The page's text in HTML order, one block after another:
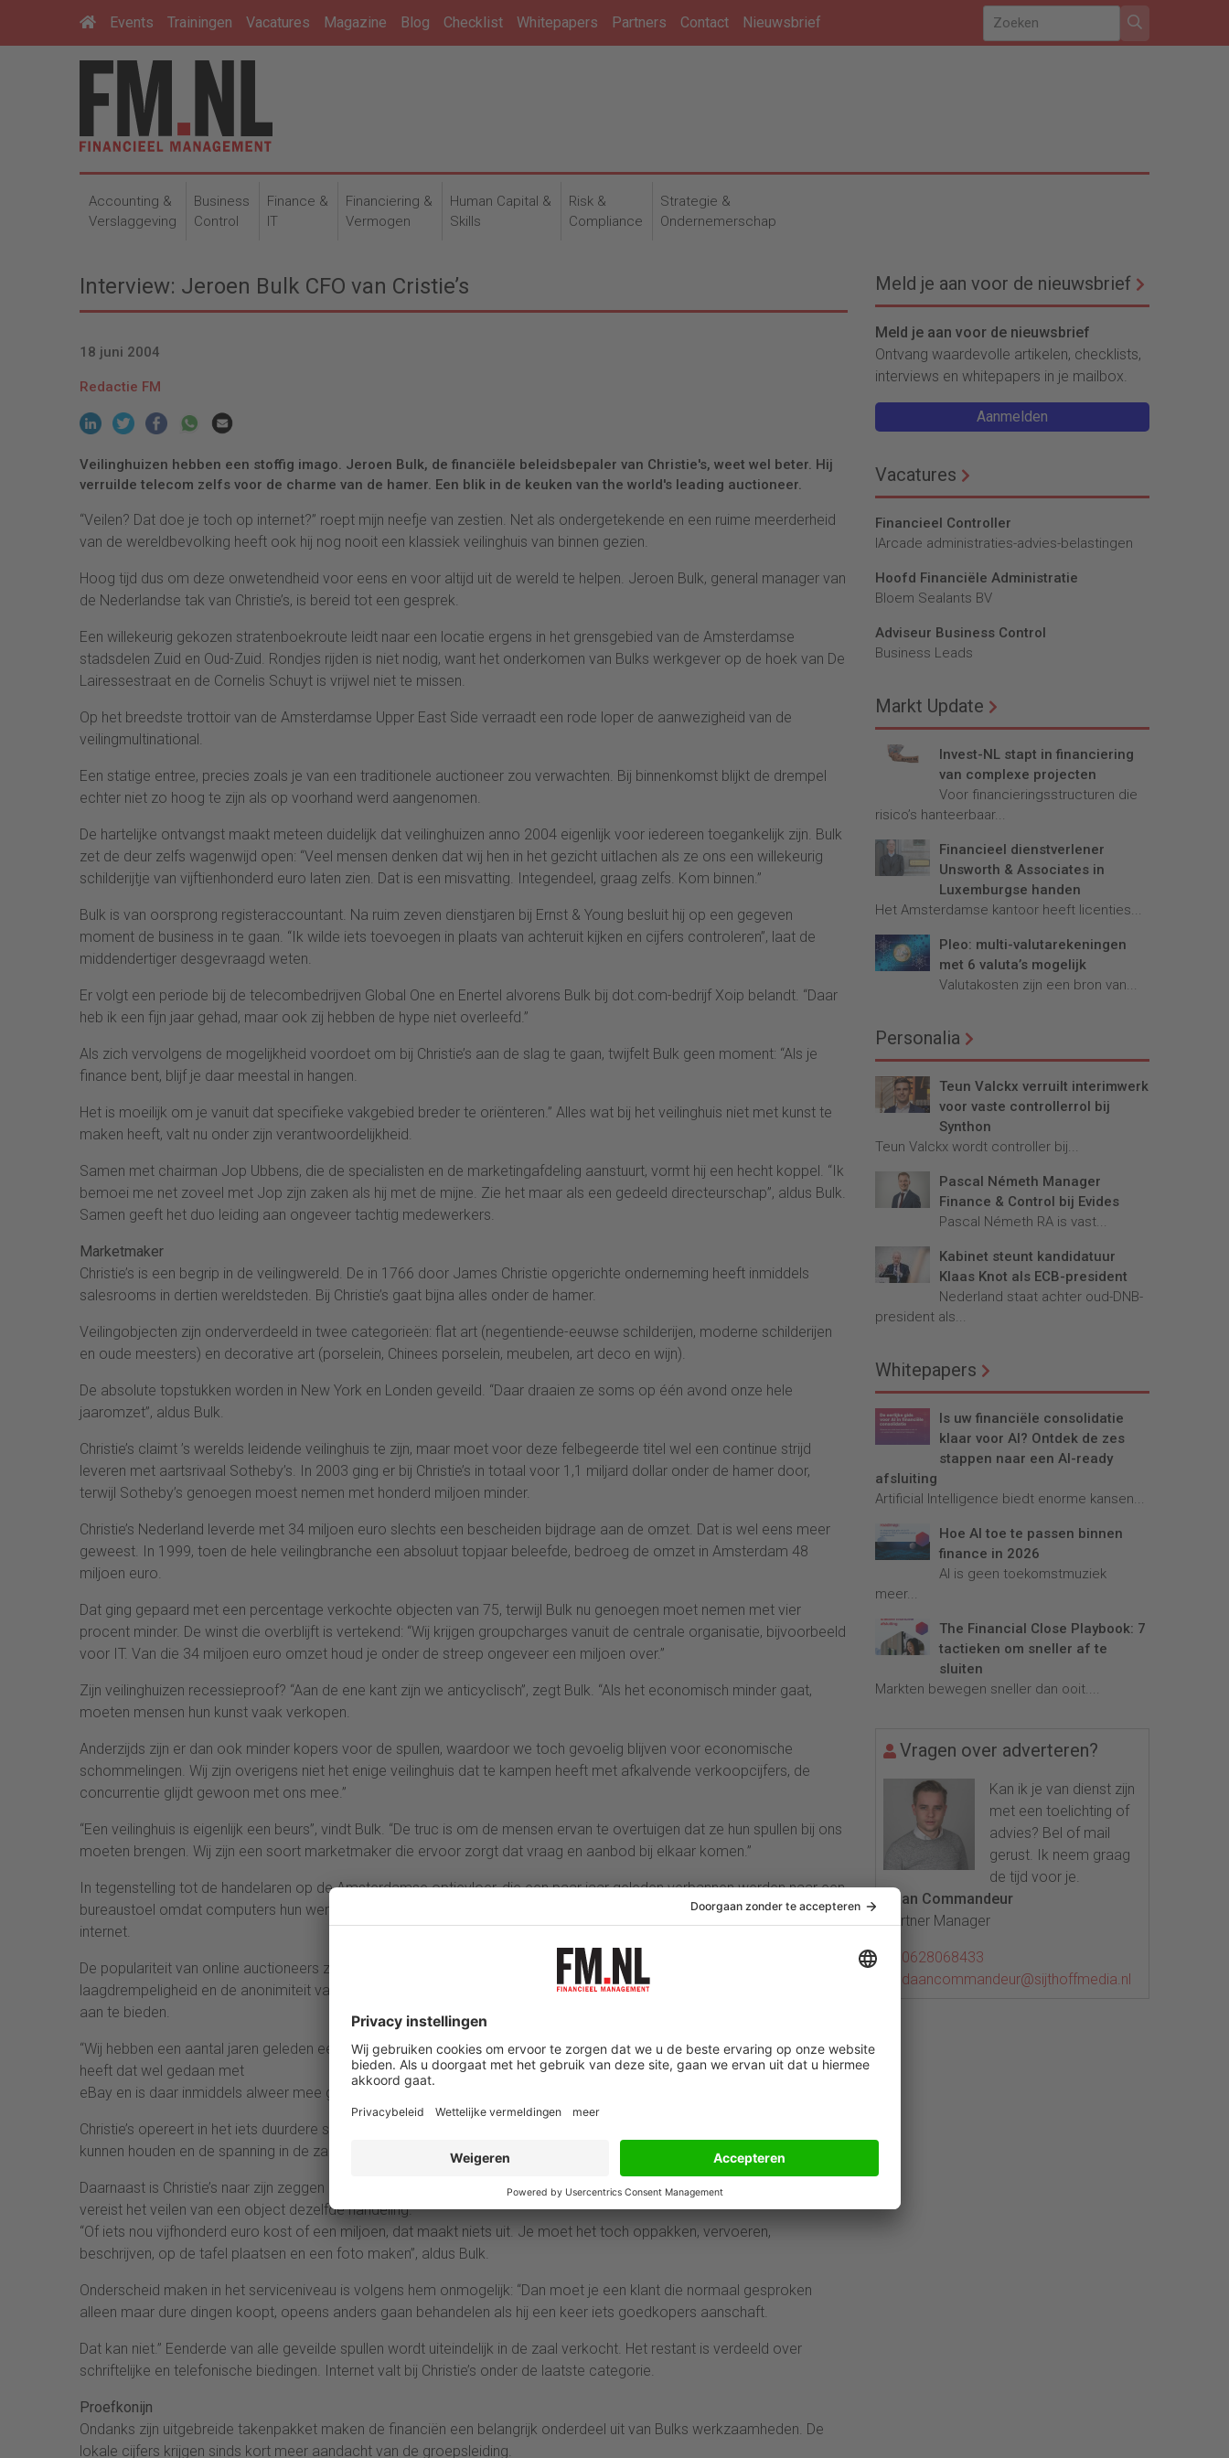
Events Trainingen Vacatures Magazine Blog Checklist Whitepapers Partners Contact Nieuwsbrief
Accounting &
Verslaggeving
Business
Control
Finance &
IT
Financiering &
Vermogen
Human Capital &
Skills
Risk &
Compliance
Strategie &
Ondernemerschap
Interview: Jeroen Bulk CFO van Cristie’s
18 juni 2004
Redactie FM
Veilinghuizen hebben een stoffig imago. Jeroen Bulk, de financiële beleidsbepaler van Christie's, weet wel beter. Hij
verruilde telecom zelfs voor de charme van de hamer. Een blik in de keuken van the world's leading auctioneer.
“Veilen? Dat doe je toch op internet?” roept mijn neefje van zestien. Net als ondergetekende en een ruime meerderheid
van de wereldbevolking heeft ook hij nog nooit een klassiek veilinghuis van binnen gezien.
Hoog tijd dus om deze onwetendheid voor eens en voor altijd uit de wereld te helpen. Jeroen Bulk, general manager van
de Nederlandse tak van Christie’s, is bereid tot een gesprek.
Een willekeurig gekozen stratenboekroute leidt naar een locatie ergens in het grensgebied van de Amsterdamse
stadsdelen Zuid en Oud-Zuid. Rondjes rijden is niet nodig, want het onderkomen van Bulks werkgever op de hoek van De
Lairessestraat en de Cornelis Schuyt is vrijwel niet te missen.
Op het breedste trottoir van de Amsterdamse Upper East Side verraadt een rode loper de aanwezigheid van de
veilingmultinational.
Een statige entree, precies zoals je van een traditionele auctioneer zou verwachten. Bij binnenkomst blijkt de drempel
echter niet zo hoog te zijn als op voorhand werd aangenomen.
De hartelijke ontvangst maakt meteen duidelijk dat veilinghuizen anno 2004 eigenlijk voor iedereen toegankelijk zijn. Bulk
zet de deur zelfs wagenwijd open: “Veel mensen denken dat wij hen in het gezicht uitlachen als ze ons een willekeurig
schilderijtje van vijftienhonderd euro laten zien. Dat is een misvatting. Integendeel, graag zelfs. Kom binnen.”
Bulk is van oorsprong registeraccountant. Na ruim zeven dienstjaren bij Ernst & Young besluit hij op een gegeven
moment de business in te gaan. “Ik wilde iets toevoegen in plaats van achteruit kijken en cijfers controleren”, laat de
middendertiger desgevraagd weten.
Er volgt een periode bij de telecombedrijven Global One en Enertel alvorens Bulk bij dot.com-bedrijf Xoip belandt. “Daar
heb ik een fijn jaar gehad, maar ook zij hebben de hype niet overleefd.”
Als zich vervolgens de mogelijkheid voordoet om bij Christie’s aan de slag te gaan, twijfelt Bulk geen moment: “Als je
finance bent, blijf je daar meestal in hangen.
Het is moeilijk om je vanuit dat specifieke vakgebied breder te oriënteren.” Alles wat bij het veilinghuis niet met kunst te
maken heeft, valt nu onder zijn verantwoordelijkheid.
Samen met chairman Jop Ubbens, die de specialisten en de marketingafdeling aanstuurt, vormt hij een hecht koppel. “Ik
bemoei me net zoveel met Jop zijn zaken als hij met de mijne. Zie het maar als een gedeeld directeurschap”, aldus Bulk.
Samen geeft het duo leiding aan ongeveer tachtig medewerkers.
Marketmaker
Christie’s is een begrip in de veilingwereld. De in 1766 door James Christie opgerichte onderneming heeft inmiddels
salesrooms in dertien wereldsteden. Bij Christie’s gaat bijna alles onder de hamer.
Veilingobjecten zijn onderverdeeld in twee categorieën: flat art (negentiende-eeuwse schilderijen, moderne schilderijen
en oude meesters) en decorative art (porselein, Chinees porselein, meubelen, art deco en wijn).
De absolute topstukken worden in New York en Londen geveild. “Daar draaien ze soms op één avond onze hele
jaaromzet”, aldus Bulk.
Christie’s claimt ’s werelds leidende veilinghuis te zijn, maar moet voor deze felbegeerde titel wel een continue strijd
leveren met aartsrivaal Sotheby’s. In 2003 ging er bij Christie’s in totaal voor 1,1 miljard dollar onder de hamer door,
terwijl Sotheby’s genoegen moest nemen met honderd miljoen minder.
Christie’s Nederland leverde met 34 miljoen euro slechts een bescheiden bijdrage aan de omzet. Dat is wel eens meer
geweest. In 1999, toen de hele veilingbranche een absoluut topjaar beleefde, bedroeg de omzet in Amsterdam 48
miljoen euro.
Dat ging gepaard met een percentage verkochte objecten van 75, terwijl Bulk nu genoegen moet nemen met vier
procent minder. De winst die overblijft is vertekend: “Wij krijgen groupcharges vanuit de centrale organisatie, bijvoorbeeld
voor IT. Van die 34 miljoen euro omzet houd je onder de streep ongeveer een miljoen over.”
Zijn veilinghuizen recessieproof? “Aan de ene kant zijn we anticyclisch”, zegt Bulk. “Als het economisch minder gaat,
moeten mensen hun kunst vaak verkopen.
Anderzijds zijn er dan ook minder kopers voor de spullen, waardoor we toch gevoelig blijven voor economische
schommelingen. Wij zijn overigens niet het enige veilinghuis dat te kampen heeft met afkalvende verkoopcijfers, de
concurrentie glijdt gewoon met ons mee.”
“Een veilinghuis is eigenlijk een beurs”, vindt Bulk. “De truc is om de mensen ervan te overtuigen dat ze hun spullen bij ons
moeten brengen. Wij zijn een soort marketmaker die ervoor zorgt dat vraag en aanbod bij elkaar komen.”
In tegenstelling tot de handelaren op de Amsterdamse optievloer, die een paar jaar geleden verbannen werden naar een
bureaustoel omdat computers hun werk hebben overgenomen, is Bulk niet bang voor de toenemende concurrentie op
internet.
De populariteit van online auctioneers zoals het Amerikaanse eBay neemt met rasse schreden toe. De
laagdrempeligheid en de anonimiteit van het web zijn voor veel mensen reden om hun spullen op deze wijze aan derden
aan te bieden.
“Wij hebben een aantal jaren geleden een heel bewuste keuze gemaakt om geen online veilingen te houden. Sotheby’s
heeft dat wel gedaan met
eBay en is daar inmiddels alweer mee gestopt”, verklaart Bulk.
Christie’s opereert in het iets duurdere segment en wil dat graag zo houden. “Echte kunstliefhebbers willen zaken vast
kunnen houden en de spanning in de zaal kunnen voelen”, meent Bulk.
Daarnaast is Christie’s naar zijn zeggen ook niet geïnteresseerd in spullen van vijftig euro, want ongeacht de opbrengst
vereist het veilen van een object dezelfde handeling.
“Of iets nou vijfhonderd euro kost of een miljoen, dat maakt niets uit. Je moet het toch oppakken, vervoeren,
beschrijven, op de tafel plaatsen en een foto maken”, aldus Bulk.
Onderscheid maken in het serviceniveau is volgens hem onmogelijk: “Dan moet je een klant die normaal gesproken
alleen maar dure dingen koopt, opeens anders gaan behandelen als hij een keer iets goedkopers aanschaft.
Dat kan niet.” Eenderde van alle geveilde spullen wordt uiteindelijk in de zaal verkocht. Het restant is verdeeld over
schriftelijke en telefonische biedingen. Internet valt bij Christie’s onder de laatste categorie.
Proefkonijn
Ondanks zijn uitgebreide takenpakket maken de financiën een belangrijk onderdeel uit van Bulks werkzaamheden. De
lokale cijfers krijgen sinds kort meer aandacht van de groepsleiding.
Meld je aan voor de nieuwsbrief
Meld je aan voor de nieuwsbrief
Ontvang waardevolle artikelen, checklists,
interviews en whitepapers in je mailbox.
Aanmelden
Vacatures
Financieel Controller
lArcade administraties-advies-belastingen
Hoofd Financiële Administratie
Bloem Sealants BV
Adviseur Business Control
Business Leads
Markt Update
Invest-NL stapt in financiering
van complexe projecten
Voor financieringsstructuren die
risico’s hanteerbaar...
Financieel dienstverlener
Unsworth & Associates in
Luxemburgse handen
Het Amsterdamse kantoor heeft licenties...
Pleo: multi-valutarekeningen
met 6 valuta’s mogelijk
Valutakosten zijn een bron van...
Personalia
Teun Valckx verruilt interimwerk
voor vaste controllerrol bij
Synthon
Teun Valckx wordt controller bij...
Pascal Németh Manager
Finance & Control bij Evides
Pascal Németh RA is vast...
Kabinet steunt kandidatuur
Klaas Knot als ECB-president
Nederland staat achter oud-DNB-
president als...
Whitepapers
Is uw financiële consolidatie
klaar voor AI? Ontdek de zes
stappen naar een AI-ready
afsluiting
Artificial Intelligence biedt enorme kansen...
Hoe AI toe te passen binnen
finance in 2026
AI is geen toekomstmuziek
meer...
The Financial Close Playbook: 7
tactieken om sneller af te
sluiten
Markten bewegen sneller dan ooit....
Vragen over adverteren?
Kan ik je van dienst zijn
met een toelichting of
advies? Bel of mail
gerust. Ik neem graag
de tijd voor je.
Daan Commandeur
Partner Manager
0628068433
daancommandeur@sijthoffmedia.nl